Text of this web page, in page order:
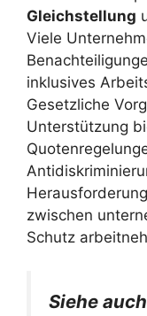
Gleichstellung
Viele
inklusives
Gesetzliche
Unterstützung
zwischen
Schutz
Siehe